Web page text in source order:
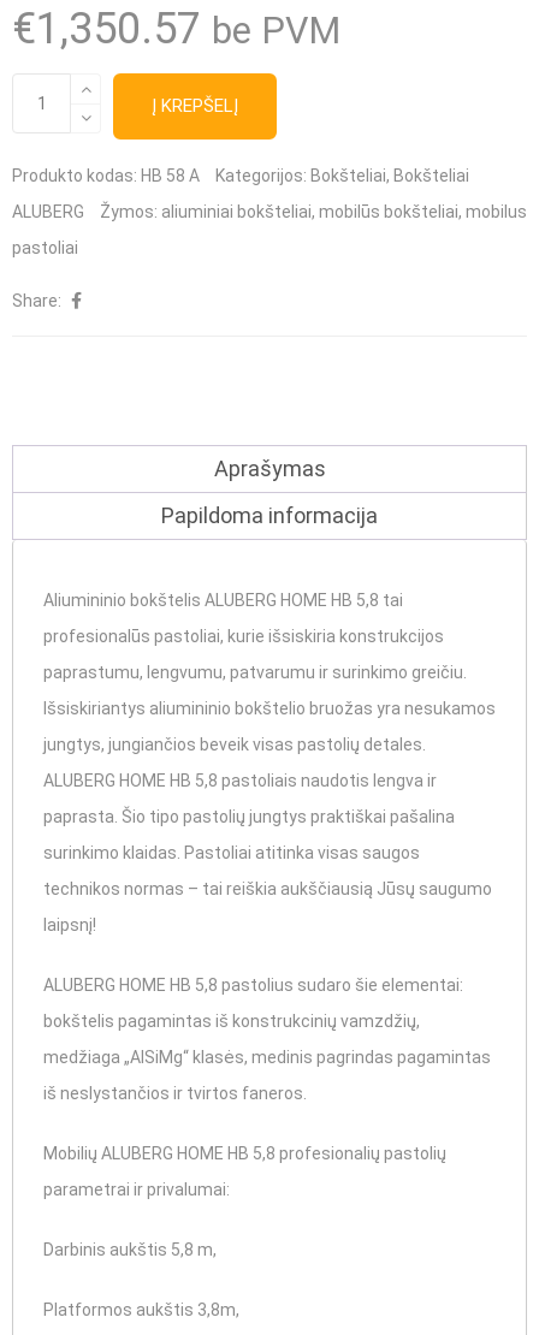
€1,350.57 be PVM
HB
Į KREPŠELĮ
Produkto kodas: HB 58 A Kategorijos: Bokšteliai, Bokšteliai
ALUBERG
Žymos: aliuminiai bokšteliai, mobilūs bokšteliai, mobilus
pastoliai
Share:
Aprašymas
Papildoma informacija
Aliumininio bokštelis ALUBERG HOME HB 5,8 tai
profesionalūs pastoliai, kurie išsiskiria konstrukcijos
paprastumu, lengvumu, patvarumu ir surinkimo greičiu.
Išsiskiriantys aliumininio bokštelio bruožas yra nesukamos
jungtys, jungiančios beveik visas pastolių detales.
ALUBERG HOME HB 5,8 pastoliais naudotis lengva ir
paprasta. Šio tipo pastolių jungtys praktiškai pašalina
surinkimo klaidas. Pastoliai atitinka visas saugos
technikos normas – tai reiškia aukščiausią Jūsų saugumo
laipsnį!
ALUBERG HOME HB 5,8 pastolius sudaro šie elementai:
bokštelis pagamintas iš konstrukcinių vamzdžių,
medžiaga „AlSiMg“ klasės, medinis pagrindas pagamintas
iš neslystančios ir tvirtos faneros.
Mobilių ALUBERG HOME HB 5,8 profesionalių pastolių
parametrai ir privalumai:
Darbinis aukštis 5,8 m,
Platformos aukštis 3,8m,